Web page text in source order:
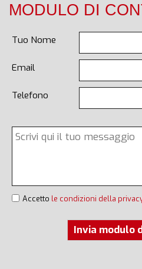
MODULO DI
Tuo Nome
Email
Telefono
Accetto le condizioni della
Invia modulo